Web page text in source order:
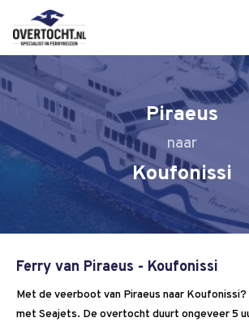
Piraeus
Koufonissi
Ferry van Piraeus - Koufonissi
Met de veerboot van Piraeus naar
met Seajets. De overtocht duurt ongeveer 5